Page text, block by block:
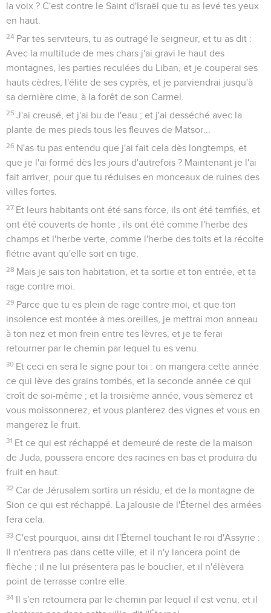
la voix ? C'est contre le Saint d'Israël que tu as levé tes yeux
en haut.
24 Par tes serviteurs, tu as outragé le seigneur, et tu as dit :
Avec la multitude de mes chars j'ai gravi le haut des
montagnes, les parties reculées du Liban, et je couperai ses
hauts cèdres, l'élite de ses cyprès, et je parviendrai jusqu'à
sa dernière cime, à la forêt de son Carmel.
25 J'ai creusé, et j'ai bu de l'eau ; et j'ai desséché avec la
plante de mes pieds tous les fleuves de Matsor...
26 N'as-tu pas entendu que j'ai fait cela dès longtemps, et
que je l'ai formé dès les jours d'autrefois ? Maintenant je l'ai
fait arriver, pour que tu réduises en monceaux de ruines des
villes fortes.
27 Et leurs habitants ont été sans force, ils ont été terrifiés, et
ont été couverts de honte ; ils ont été comme l'herbe des
champs et l'herbe verte, comme l'herbe des toits et la récolte
flétrie avant qu'elle soit en tige.
28 Mais je sais ton habitation, et ta sortie et ton entrée, et ta
rage contre moi.
29 Parce que tu es plein de rage contre moi, et que ton
insolence est montée à mes oreilles, je mettrai mon anneau
à ton nez et mon frein entre tes lèvres, et je te ferai
retourner par le chemin par lequel tu es venu.
30 Et ceci en sera le signe pour toi : on mangera cette année
ce qui lève des grains tombés, et la seconde année ce qui
croît de soi-même ; et la troisième année, vous sèmerez et
vous moissonnerez, et vous planterez des vignes et vous en
mangerez le fruit.
31 Et ce qui est réchappé et demeuré de reste de la maison
de Juda, poussera encore des racines en bas et produira du
fruit en haut.
32 Car de Jérusalem sortira un résidu, et de la montagne de
Sion ce qui est réchappé. La jalousie de l'Éternel des armées
fera cela.
33 C'est pourquoi, ainsi dit l'Éternel touchant le roi d'Assyrie :
Il n'entrera pas dans cette ville, et il n'y lancera point de
flèche ; il ne lui présentera pas le bouclier, et il n'élèvera
point de terrasse contre elle.
34 Il s'en retournera par le chemin par lequel il est venu, et il